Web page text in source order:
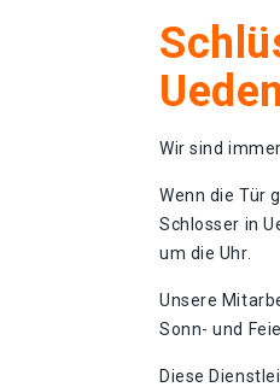
Wir sind
Wenn die Tür
Schlosser in
um die Uhr.
Unsere
Sonn- und
Diese